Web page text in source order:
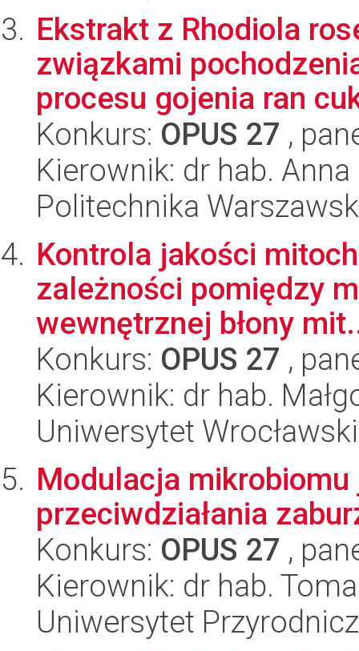
Ekstrakt z Rhodiola
związkami
procesu gojenia ran
Konkurs: OPUS 27 ,
Kierownik: dr hab.
Politechnika
Kontrola jakości
zależności pomiędzy
wewnętrznej błony
Konkurs: OPUS 27 ,
Kierownik: dr hab.
Uniwersytet Wrocławski
Modulacja
przeciwdziałania
Konkurs: OPUS 27 ,
Kierownik: dr hab.
Uniwersytet